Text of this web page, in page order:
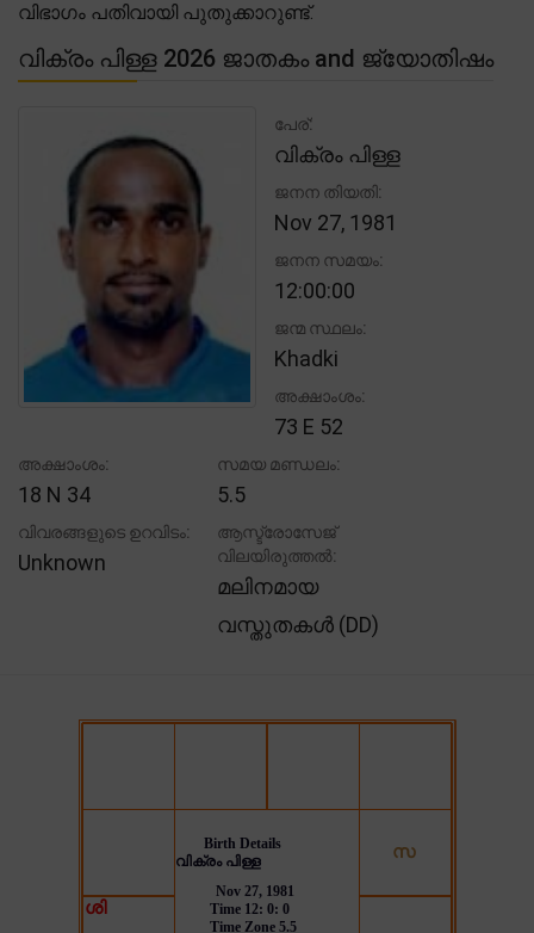
വിഭാഗം പതിവായി പുതുക്കാറുണ്ട്.
വിക്രം പിള്ള 2026 ജാതകം and ജ്യോതിഷം
പേര്:
വിക്രം പിള്ള
ജനന തിയതി:
Nov 27, 1981
ജനന സമയം:
12:00:00
ജന്മ സ്ഥലം:
Khadki
അക്ഷാംശം:
73 E 52
അക്ഷാംശം:
18 N 34
സമയ മണ്ഡലം:
5.5
വിവരങ്ങളുടെ ഉറവിടം:
Unknown
ആസ്ട്രോസേജ്
വിലയിരുത്തൽ:
മലിനമായ
വസ്തുതകൾ (DD)